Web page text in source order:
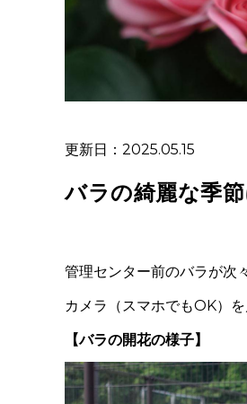
更新日：2025.05.15
バラの綺麗な季
管理センター前のバラが次
カメラ（スマホでもOK）
【バラの開花の様子】